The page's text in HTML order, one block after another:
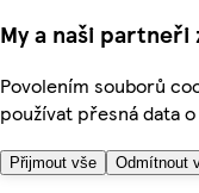
My a naši
Povolením souborů
používat přesná data
Přijmout vše Odmítnout